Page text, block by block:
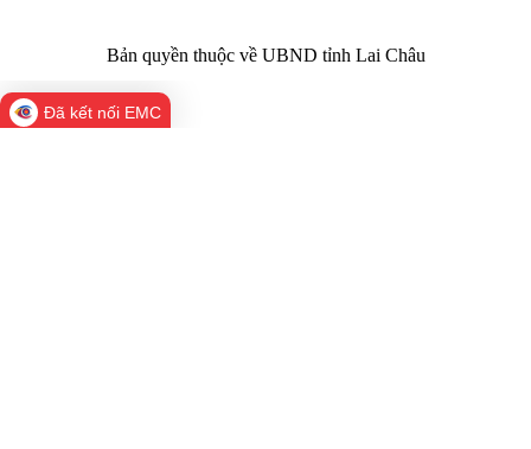
Bản quyền thuộc về UBND tỉnh Lai Châu
Đã kết nối EMC